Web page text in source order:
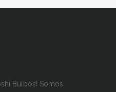
Bulbos! Somos